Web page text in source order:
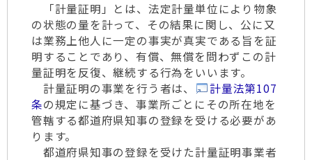
「計量証明」とは、法定計量単位により物象
の状態の量を計って、その結果に関し、公に又
は業務上他人に一定の事実が真実である旨を証
明することであり、有償、無償を問わずこの計
量証明を反復、継続する行為をいいます。
計量証明の事業を行う者は、
計量法第107
条の規定に基づき、事業所ごとにその所在地を
管轄する都道府県知事の登録を受ける必要があ
ります。
都道府県知事の登録を受けた計量証明事業者